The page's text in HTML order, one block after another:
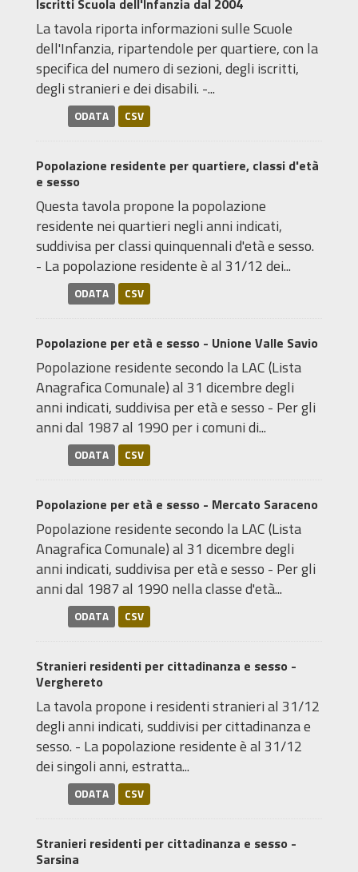
Iscritti Scuola dell'Infanzia dal 2004
La tavola riporta informazioni sulle Scuole
dell'Infanzia, ripartendole per quartiere, con la
specifica del numero di sezioni, degli iscritti,
degli stranieri e dei disabili. -...
ODATA CSV
Popolazione residente per quartiere, classi d'età
e sesso
Questa tavola propone la popolazione
residente nei quartieri negli anni indicati,
suddivisa per classi quinquennali d'età e sesso.
- La popolazione residente è al 31/12 dei...
ODATA CSV
Popolazione per età e sesso - Unione Valle Savio
Popolazione residente secondo la LAC (Lista
Anagrafica Comunale) al 31 dicembre degli
anni indicati, suddivisa per età e sesso - Per gli
anni dal 1987 al 1990 per i comuni di...
ODATA CSV
Popolazione per età e sesso - Mercato Saraceno
Popolazione residente secondo la LAC (Lista
Anagrafica Comunale) al 31 dicembre degli
anni indicati, suddivisa per età e sesso - Per gli
anni dal 1987 al 1990 nella classe d'età...
ODATA CSV
Stranieri residenti per cittadinanza e sesso -
Verghereto
La tavola propone i residenti stranieri al 31/12
degli anni indicati, suddivisi per cittadinanza e
sesso. - La popolazione residente è al 31/12
dei singoli anni, estratta...
ODATA CSV
Stranieri residenti per cittadinanza e sesso -
Sarsina